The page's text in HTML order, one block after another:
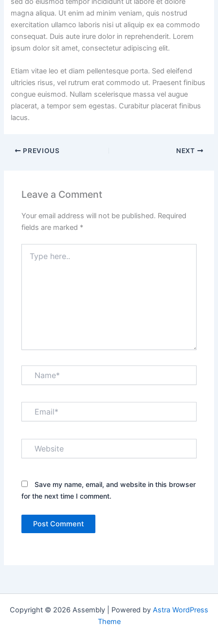
magna aliqua. Ut enim ad minim veniam, quis nostrud
exercitation ullamco laboris nisi ut aliquip ex ea commodo
consequat. Duis aute irure dolor in reprehenderit. Lorem
ipsum dolor sit amet, consectetur adipiscing elit.
Etiam vitae leo et diam pellentesque porta. Sed eleifend
ultricies risus, vel rutrum erat commodo ut. Praesent finibus
congue euismod. Nullam scelerisque massa vel augue
placerat, a tempor sem egestas. Curabitur placerat finibus
lacus.
PREVIOUS NEXT
Leave a Comment
Your email address will not be published. Required
fields are marked *
here..
Save my name, email, and website in this browser
for the next time I comment.
Copyright © 2026 Assembly | Powered by Astra WordPress
Theme